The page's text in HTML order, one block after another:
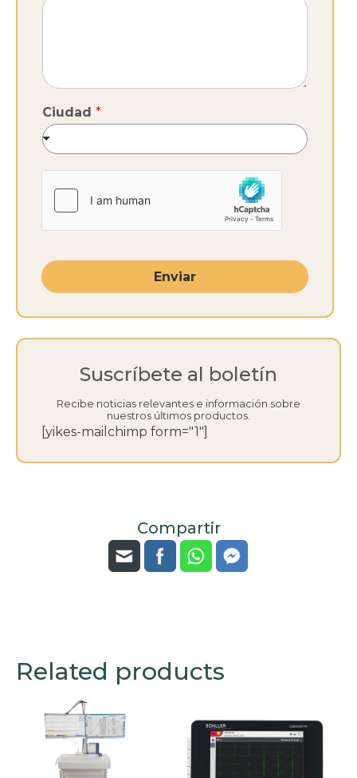
Ciudad *
Enviar
Suscríbete al boletín
Recibe noticias relevantes e información sobre
nuestros últimos productos.
[yikes-mailchimp form="1"]
Compartir
Related products